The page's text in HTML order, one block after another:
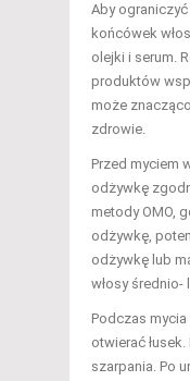
Aby
końcówek
olejki i serum.
produktów
może
zdrowie.
Przed myciem
odżywkę
metody OMO,
odżywkę,
odżywkę lub
włosy
Podczas
otwierać
szarpania. Po